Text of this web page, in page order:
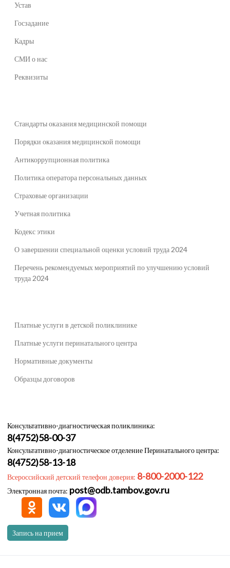
Устав
Госзадание
Кадры
СМИ о нас
Реквизиты
Стандарты оказания медицинской помощи
Порядки оказания медицинской помощи
Антикоррупционная политика
Политика оператора персональных данных
Страховые организации
Учетная политика
Кодекс этики
О завершении специальной оценки условий труда 2024
Перечень рекомендуемых мероприятий по улучшению условий
труда 2024
Платные услуги в детской поликлинике
Платные услуги перинатального центра
Нормативные документы
Образцы договоров
Консультативно-диагностическая поликлиника:
8(4752)58-00-37
Консультативно-диагностическое отделение Перинатального центра:
8(4752)58-13-18
Всероссийский детский телефон доверия: 8-800-2000-122
Электронная почта: post@odb.tambov.gov.ru
Запись на прием